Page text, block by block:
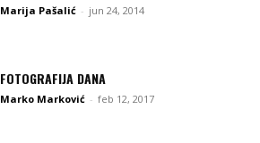
Marija Pašalić - jun 24, 2014
FOTOGRAFIJA DANA
Marko Marković - feb 12, 2017